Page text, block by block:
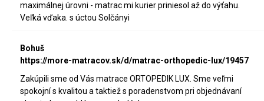
maximálnej úrovni - matrac mi kurier priniesol až do výťahu.
Veľká vďaka. s úctou Solčányi
Bohuš
https://more-matracov.sk/d/matrac-orthopedic-lux/19457
Zakúpili sme od Vás matrace ORTOPEDIK LUX. Sme veľmi
spokojní s kvalitou a taktiež s poradenstvom pri objednávaní